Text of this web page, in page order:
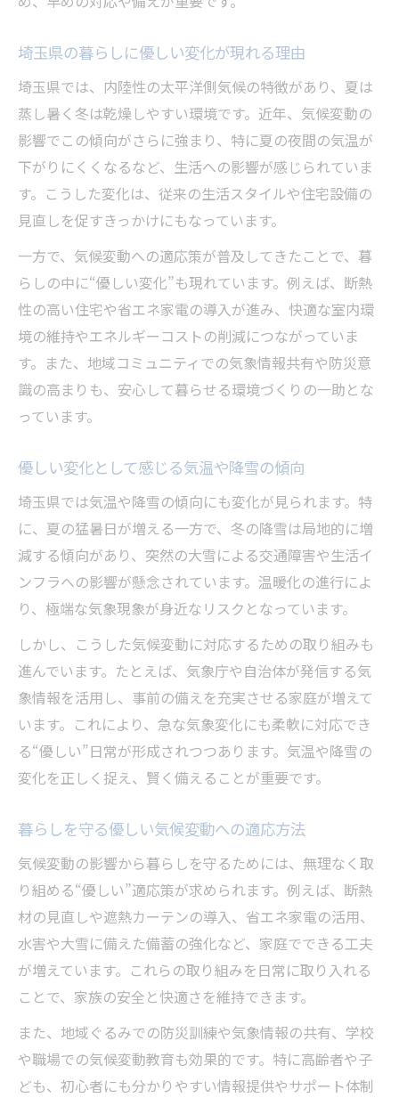
埼玉県の暮らしに優しい変化が現れる理由
埼玉県では、内陸性の太平洋側気候の特徴があり、夏は
蒸し暑く冬は乾燥しやすい環境です。近年、気候変動の
影響でこの傾向がさらに強まり、特に夏の夜間の気温が
下がりにくくなるなど、生活への影響が感じられていま
す。こうした変化は、従来の生活スタイルや住宅設備の
見直しを促すきっかけにもなっています。
一方で、気候変動への適応策が普及してきたことで、暮
らしの中に“優しい変化”も現れています。例えば、断熱
性の高い住宅や省エネ家電の導入が進み、快適な室内環
境の維持やエネルギーコストの削減につながっていま
す。また、地域コミュニティでの気象情報共有や防災意
識の高まりも、安心して暮らせる環境づくりの一助とな
っています。
優しい変化として感じる気温や降雪の傾向
埼玉県では気温や降雪の傾向にも変化が見られます。特
に、夏の猛暑日が増える一方で、冬の降雪は局地的に増
減する傾向があり、突然の大雪による交通障害や生活イ
ンフラへの影響が懸念されています。温暖化の進行によ
り、極端な気象現象が身近なリスクとなっています。
しかし、こうした気候変動に対応するための取り組みも
進んでいます。たとえば、気象庁や自治体が発信する気
象情報を活用し、事前の備えを充実させる家庭が増えて
います。これにより、急な気象変化にも柔軟に対応でき
る“優しい”日常が形成されつつあります。気温や降雪の
変化を正しく捉え、賢く備えることが重要です。
暮らしを守る優しい気候変動への適応方法
気候変動の影響から暮らしを守るためには、無理なく取
り組める“優しい”適応策が求められます。例えば、断熱
材の見直しや遮熱カーテンの導入、省エネ家電の活用、
水害や大雪に備えた備蓄の強化など、家庭でできる工夫
が増えています。これらの取り組みを日常に取り入れる
ことで、家族の安全と快適さを維持できます。
また、地域ぐるみでの防災訓練や気象情報の共有、学校
や職場での気候変動教育も効果的です。特に高齢者や子
ども、初心者にも分かりやすい情報提供やサポート体制